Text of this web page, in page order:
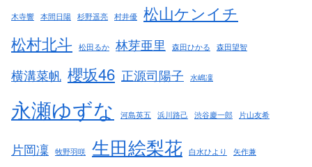
木寺響 本間日陽 杉野遥亮 村井優 松山ケンイチ
松村北斗
松田るか 林芽亜里 森田ひかる 森田望智
横溝菜帆 櫻坂46 正源司陽子 水嶋凜
永瀬ゆずな 河島英五 浜川路己 渋谷慶一郎 片山友希
片岡凜 牧野羽咲 生田絵梨花 白水ひより 矢作兼